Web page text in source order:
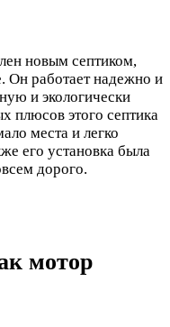
новым септиком,
Он работает надежно и
и экологически
плюсов этого септика
места и легко
его установка была
дорого.
мотор